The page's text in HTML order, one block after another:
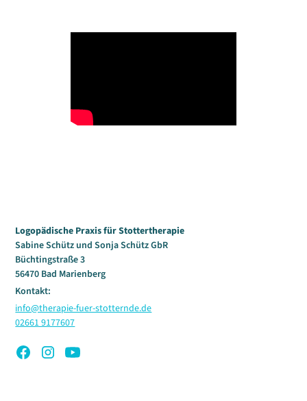
Logopädische Praxis für Stottertherapie
Sabine Schütz und Sonja Schütz GbR
Büchtingstraße 3
56470 Bad Marienberg
Kontakt:
info@therapie-fuer-stotternde.de
02661 9177607